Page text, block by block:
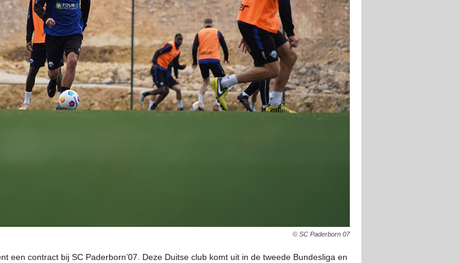
© SC Paderborn 07
een contract bij SC Paderborn’07. Deze Duitse club komt uit in de tweede Bundesliga en